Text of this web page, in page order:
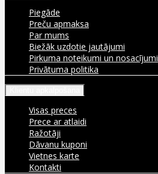
Piegāde
Preču apmaksa
Par mums
Biežāk uzdotie jautājumi
Pirkuma noteikumi un nosacījumi
Privātuma politika
Visas preces
Prece ar atlaidi
Ražotāji
Dāvanu kuponi
Vietnes karte
Kontakti